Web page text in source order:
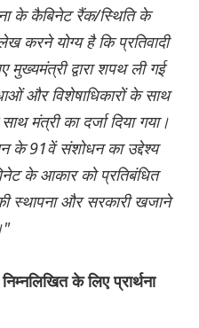
के कैबिनेट रैंक/स्थिति के
करने योग्य है कि प्रतिवादी
मुख्यमंत्री द्वारा शपथ ली गई
और विशेषाधिकारों के साथ
मंत्री का दर्जा दिया गया।
के 91वें संशोधन का उद्देश्य
के आकार को प्रतिबंधित
स्थापना और सरकारी खजाने
के लिए प्रार्थना